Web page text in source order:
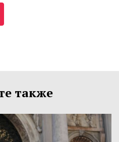
также